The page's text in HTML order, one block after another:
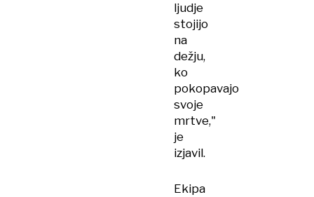
ljudje
stojijo
na
dežju,
ko
pokopavajo
svoje
mrtve,"
je
izjavil.
Ekipa